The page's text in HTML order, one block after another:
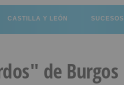
CASTILLA Y LEÓN SUCESOS
de Burgos